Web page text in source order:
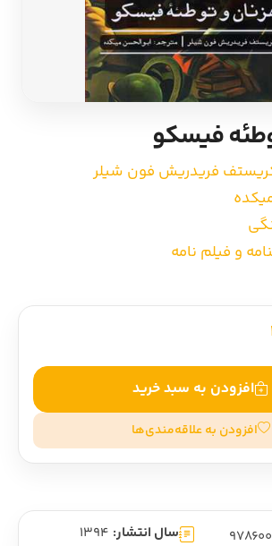
داستان کوتاه
شعر و متون کهن
ادبیات
فیسکو
فریدریش فون شیلر
و فیلم نامه
افزودن به سبد خرید
افزودن به علاقه‌مندی‌ها
سال انتشار: 1394